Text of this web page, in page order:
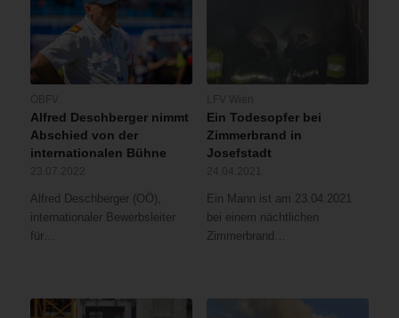
Alfred Deschberger nimmt
Abschied von der
internationalen Bühne
Alfred Deschberger (OÖ),
internationaler Bewerbsleiter
für…
Ein Todesopfer bei
Zimmerbrand in
Josefstadt
Ein Mann ist am 23.04.2021
bei einem nächtlichen
Zimmerbrand…